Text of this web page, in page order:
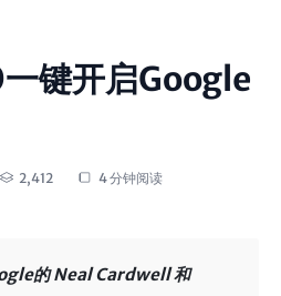
键开启Google
2,412 4 分钟阅读
的 Neal Cardwell 和